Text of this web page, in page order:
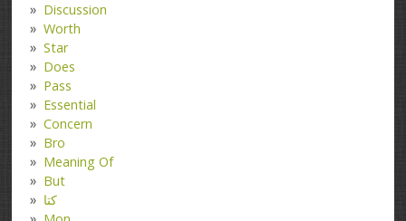
Discussion
Worth
Star
Does
Pass
Essential
Concern
Bro
Meaning Of
But
کتا